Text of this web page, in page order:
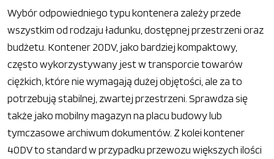
Wybór odpowiedniego typu kontenera zależy przede
wszystkim od rodzaju ładunku, dostępnej przestrzeni oraz
budżetu. Kontener 20DV, jako bardziej kompaktowy,
często wykorzystywany jest w transporcie towarów
ciężkich, które nie wymagają dużej objętości, ale za to
potrzebują stabilnej, zwartej przestrzeni. Sprawdza się
także jako mobilny magazyn na placu budowy lub
tymczasowe archiwum dokumentów. Z kolei kontener
40DV to standard w przypadku przewozu większych ilości